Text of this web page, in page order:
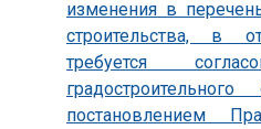
изменения в
строительства, в
требуется
постановлением